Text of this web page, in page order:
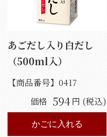
あごだし入り白だし
（500ml入）
【商品番号】 0417
価格 594円 (税込)
かごに入れる